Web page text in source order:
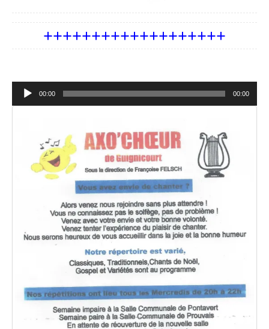
+++++++++++++++++++
Lecteur
audio
00:00 00:00